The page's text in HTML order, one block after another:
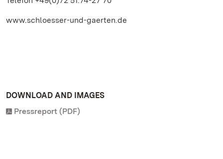
www.schloesser-und-gaerten.de
DOWNLOAD AND IMAGES
Pressreport (PDF)